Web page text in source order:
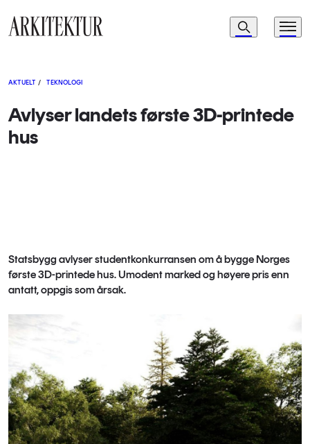
Navigasjon
Søk Meny
AKTUELT / TEKNOLOGI
Avlyser landets første 3D-printede
hus
Statsbygg avlyser studentkonkurransen om å bygge Norges
første 3D-printede hus. Umodent marked og høyere pris enn
antatt, oppgis som årsak.